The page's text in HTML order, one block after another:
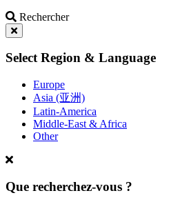
Rechercher
Select Region & Language
Europe
Asia (亚洲)
Latin-America
Middle-East & Africa
Other
Que recherchez-vous ?